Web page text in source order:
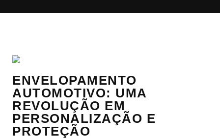
ENVELOPAMENTO
AUTOMOTIVO: UMA
REVOLUÇÃO EM
PERSONALIZAÇÃO E
PROTEÇÃO